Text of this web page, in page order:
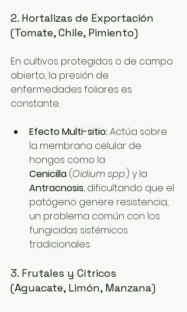
2. Hortalizas de Exportación
(Tomate, Chile, Pimiento)
En cultivos protegidos o de campo
abierto, la presión de
enfermedades foliares es
constante.
Efecto Multi-sitio: Actúa sobre
la membrana celular de
hongos como la
Cenicilla (Oidium spp.) y la
Antracnosis, dificultando que el
patógeno genere resistencia,
un problema común con los
fungicidas sistémicos
tradicionales.
3. Frutales y Cítricos
(Aguacate, Limón, Manzana)